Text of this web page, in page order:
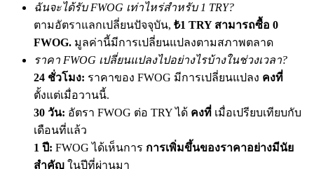
BTC Welcome Rewards
Deposit & Trade BTC to Share 25000 USDT prize pool!
Deposit CASHCAT & Win
ฉันจะได้รับ FWOG เท่าไหร่สำหรับ 1 TRY?
ตามอัตราแลกเปลี่ยนปัจจุบัน, ₺1 TRY สามารถซื้อ 0
FWOG. มูลค่านี้มีการเปลี่ยนแปลงตามสภาพตลาด
ราคา FWOG เปลี่ยนแปลงไปอย่างไรบ้างในช่วงเวลา?
24 ชั่วโมง: ราคาของ FWOG มีการเปลี่ยนแปลง คงที่
ตั้งแต่เมื่อวานนี้.
30 วัน: อัตรา FWOG ต่อ TRY ได้ คงที่ เมื่อเปรียบเทียบกับ
เดือนที่แล้ว
1 ปี: FWOG ได้เห็นการ การเพิ่มขึ้นของราคาอย่างมีนัย
สำคัญ ในปีที่ผ่านมา